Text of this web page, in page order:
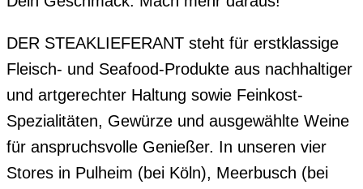
DER STEAKLIEFERANT steht für erstklassige
Fleisch- und Seafood-Produkte aus nachhaltiger
und artgerechter Haltung sowie Feinkost-
Spezialitäten, Gewürze und ausgewählte Weine
für anspruchsvolle Genießer. In unseren vier
Stores in Pulheim (bei Köln), Meerbusch (bei